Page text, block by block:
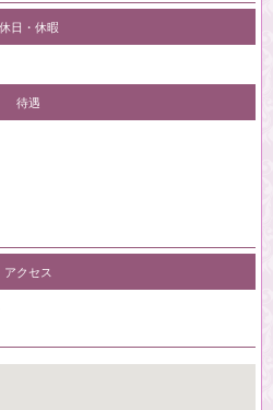
休日・休暇
待遇
アクセス